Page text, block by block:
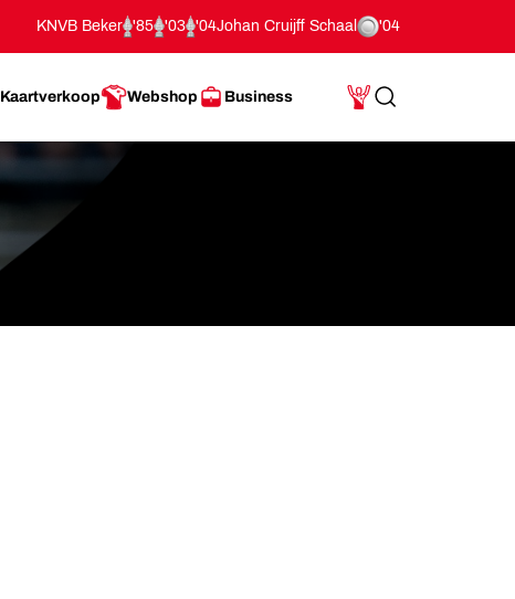
KNVB Beker '85 '03 '04Johan Cruijff Schaal '04
Kaartverkoop Webshop Business
Mijn Account
Search